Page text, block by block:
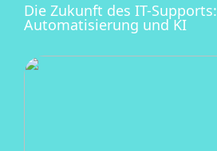
Die Zukunft des IT-Supports:
Automatisierung und KI